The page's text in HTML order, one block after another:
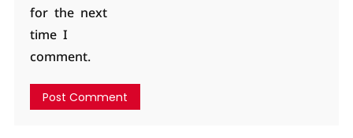
for the next
time I
comment.